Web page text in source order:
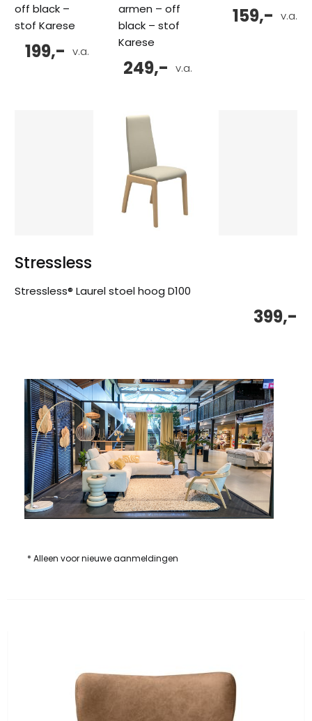
off black –
stof Karese
v.a.
199,-
armen – off
black – stof
Karese
v.a.
249,-
v.a.
159,-
Stressless
Stressless® Laurel stoel hoog D100
399,-
* Alleen voor nieuwe aanmeldingen